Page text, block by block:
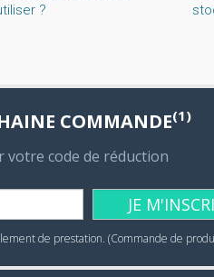
?
COMMANDE(1)
votre code de réduction
JE
de prestation. (Commande de